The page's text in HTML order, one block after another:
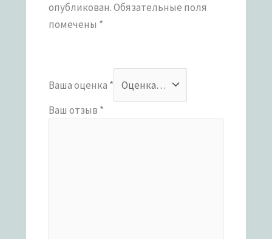
опубликован.Обязательные поля
помечены *
Ваша оценка *
Ваш отзыв *